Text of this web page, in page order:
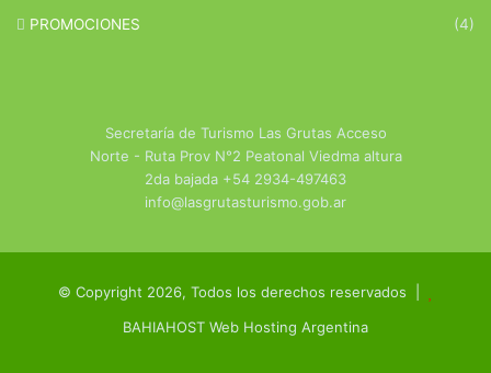
PROMOCIONES
(4)
Secretaría de Turismo Las Grutas Acceso
Norte - Ruta Prov N°2 Peatonal Viedma altura
2da bajada +54 2934-497463
info@lasgrutasturismo.gob.ar
© Copyright 2026, Todos los derechos reservados |
BAHIAHOST Web Hosting Argentina